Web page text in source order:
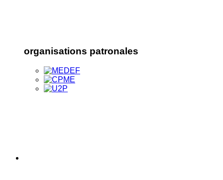
organisations patronales